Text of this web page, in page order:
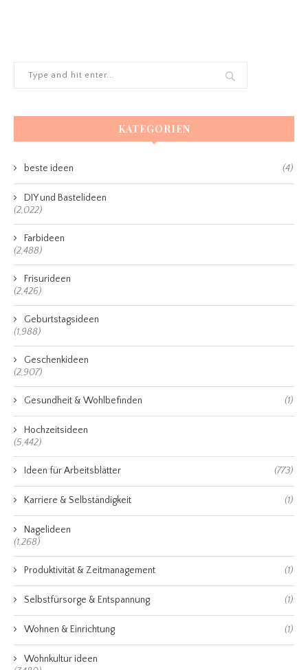
KATEGORIEN
beste ideen (4)
DIY und Bastelideen
(2,022)
Farbideen
(2,488)
Frisurideen
(2,426)
Geburtstagsideen
(1,988)
Geschenkideen
(2,907)
Gesundheit & Wohlbefinden (1)
Hochzeitsideen
(5,442)
Ideen für Arbeitsblätter (773)
Karriere & Selbständigkeit (1)
Nagelideen
(1,268)
Produktivität & Zeitmanagement (1)
Selbstfürsorge & Entspannung (1)
Wohnen & Einrichtung (1)
Wohnkultur ideen